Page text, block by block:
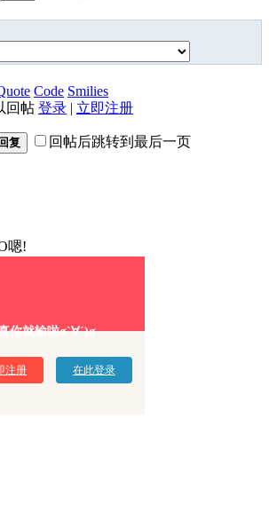
Code Smilies
回帖 登录 | 立即注册
复 回帖后跳转到最后一页
嗯!
你就输啦σ`∀´)σ
注册 在此登录